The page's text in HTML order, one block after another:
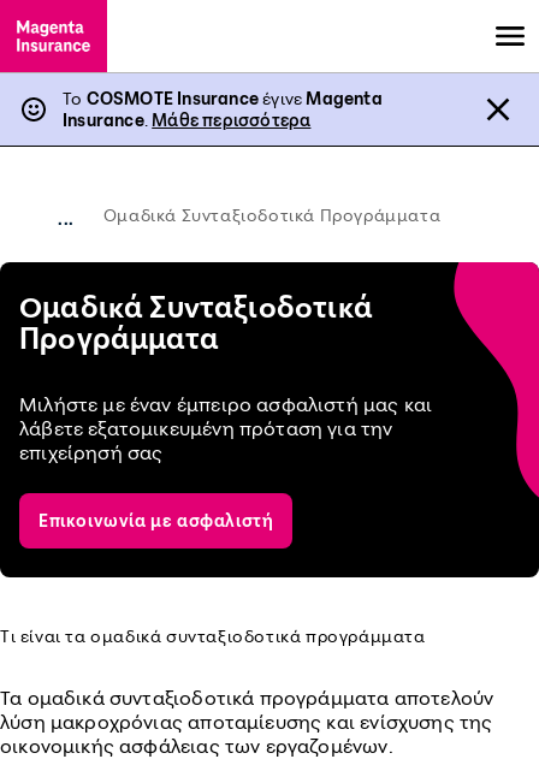
Το COSMOTE InsuranceέγινεMagenta
Insurance. Μάθε περισσότερα
... Ομαδικά Συνταξιοδοτικά Προγράμματα
Ομαδικά Συνταξιοδοτικά
Προγράμματα
Μιλήστε με έναν έμπειρο ασφαλιστή μας και
λάβετε εξατομικευμένη πρόταση για την
επιχείρησή σας
Επικοινωνία με ασφαλιστή
Τι είναι τα ομαδικά συνταξιοδοτικά προγράμματα
Τα ομαδικά συνταξιοδοτικά προγράμματα αποτελούν
λύση μακροχρόνιας αποταμίευσης και ενίσχυσης της
οικονομικής ασφάλειας των εργαζομένων.